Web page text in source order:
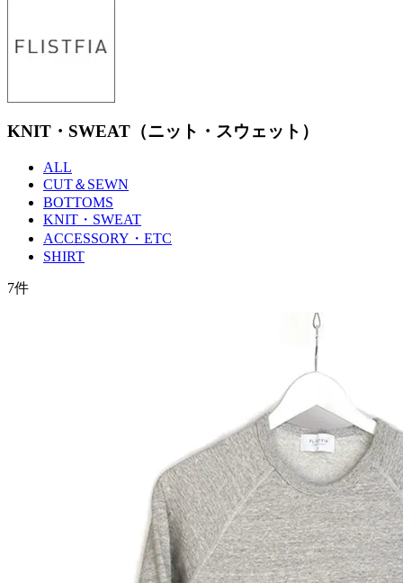
KNIT・SWEAT（ニット・スウェット）
ALL
CUT＆SEWN
BOTTOMS
KNIT・SWEAT
ACCESSORY・ETC
SHIRT
7件